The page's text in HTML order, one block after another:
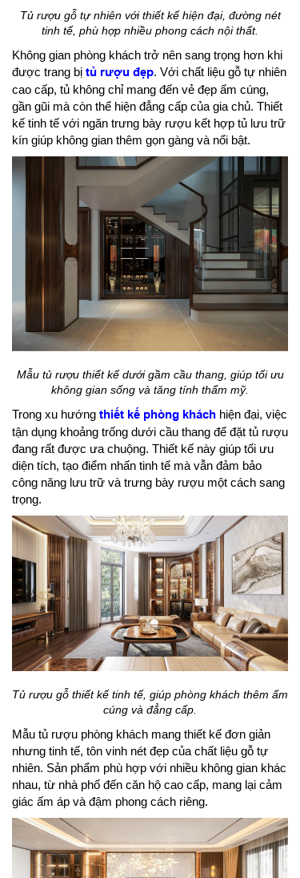
Tủ rượu gỗ tự nhiên với thiết kế hiện đại, đường nét
tinh tế, phù hợp nhiều phong cách nội thất.
Không gian phòng khách trở nên sang trọng hơn khi
được trang bị tủ rượu đẹp. Với chất liệu gỗ tự nhiên
cao cấp, tủ không chỉ mang đến vẻ đẹp ấm cúng,
gần gũi mà còn thể hiện đẳng cấp của gia chủ. Thiết
kế tinh tế với ngăn trưng bày rượu kết hợp tủ lưu trữ
kín giúp không gian thêm gọn gàng và nổi bật.
Mẫu tủ rượu thiết kế dưới gầm cầu thang, giúp tối ưu
không gian sống và tăng tính thẩm mỹ.
Trong xu hướng thiết kế phòng khách hiện đại, việc
tận dụng khoảng trống dưới cầu thang để đặt tủ rượu
đang rất được ưa chuộng. Thiết kế này giúp tối ưu
diện tích, tạo điểm nhấn tinh tế mà vẫn đảm bảo
công năng lưu trữ và trưng bày rượu một cách sang
trọng.
Tủ rượu gỗ thiết kế tinh tế, giúp phòng khách thêm ấm
cúng và đẳng cấp.
Mẫu tủ rượu phòng khách mang thiết kế đơn giản
nhưng tinh tế, tôn vinh nét đẹp của chất liệu gỗ tự
nhiên. Sản phẩm phù hợp với nhiều không gian khác
nhau, từ nhà phố đến căn hộ cao cấp, mang lại cảm
giác ấm áp và đậm phong cách riêng.